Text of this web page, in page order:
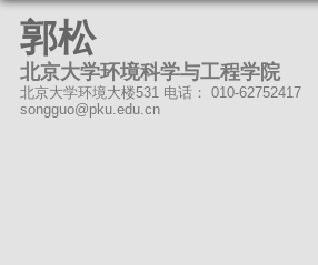
郭松
北京大学环境科学与工程学院
北京大学环境大楼531 电话： 010-62752417
songguo@pku.edu.cn